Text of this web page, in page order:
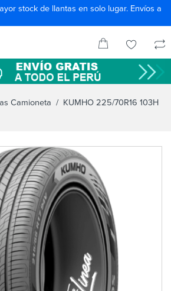
stock de llantas en solo lugar. Envíos a
Camioneta / KUMHO 225/70R16 103H